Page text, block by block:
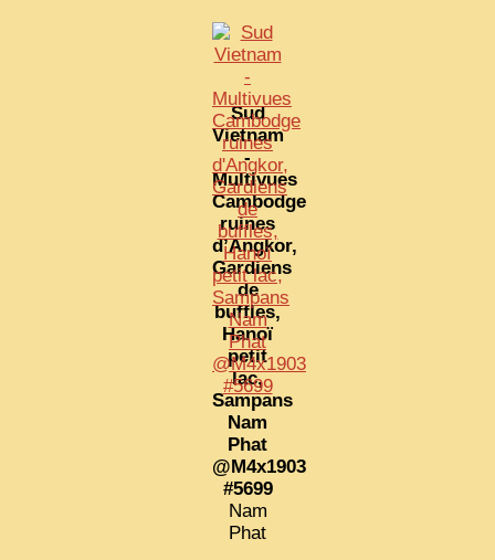
Sud
Vietnam
-
Multivues
Cambodge
ruines
d’Angkor,
Gardiens
de
buffles,
Hanoï
petit
lac,
Sampans
Nam
Phat
@M4x1903
#5699
Nam
Phat